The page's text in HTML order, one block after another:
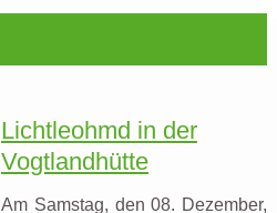
Lichtleohmd in der
Vogtlandhütte
Am Samstag, den 08. Dezember,